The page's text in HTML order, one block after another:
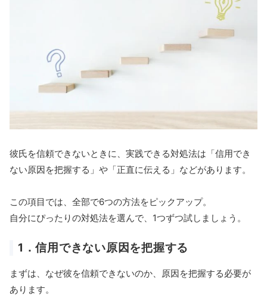
彼氏を信頼できないときに、実践できる対処法は「信用でき
ない原因を把握する」や「正直に伝える」などがあります。
この項目では、全部で6つの方法をピックアップ。
自分にぴったりの対処法を選んで、1つずつ試しましょう。
1．信用できない原因を把握する
まずは、なぜ彼を信頼できないのか、原因を把握する必要が
あります。